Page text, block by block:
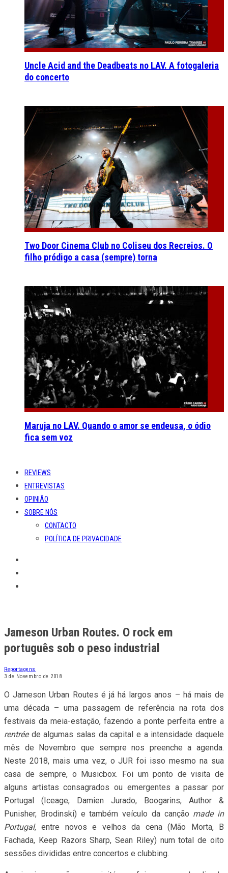
Uncle Acid and the Deadbeats no LAV. A fotogaleria
do concerto
Two Door Cinema Club no Coliseu dos Recreios. O
filho pródigo a casa (sempre) torna
Maruja no LAV. Quando o amor se endeusa, o ódio
fica sem voz
REVIEWS
ENTREVISTAS
OPINIÃO
SOBRE NÓS
CONTACTO
POLÍTICA DE PRIVACIDADE
Jameson Urban Routes. O rock em
português sob o peso industrial
Reportagens
3 de Novembro de 2018
O Jameson Urban Routes é já há largos anos – há mais de
uma década – uma passagem de referência na rota dos
festivais da meia-estação, fazendo a ponte perfeita entre a
rentréede algumas salas da capital e a intensidade daquele
mês de Novembro que sempre nos preenche a agenda.
Neste 2018, mais uma vez, o JUR foi isso mesmo na sua
casa de sempre, o Musicbox. Foi um ponto de visita de
alguns artistas consagrados ou emergentes a passar por
Portugal (Iceage, Damien Jurado, Boogarins, Author &
Punisher, Brodinski) e também veículo da canção made in
Portugal, entre novos e velhos da cena (Mão Morta, B
Fachada, Keep Razors Sharp, Sean Riley) num total de oito
sessões divididas entre concertos e clubbing.